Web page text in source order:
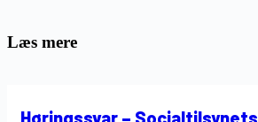
Læs mere
Høringssvar –